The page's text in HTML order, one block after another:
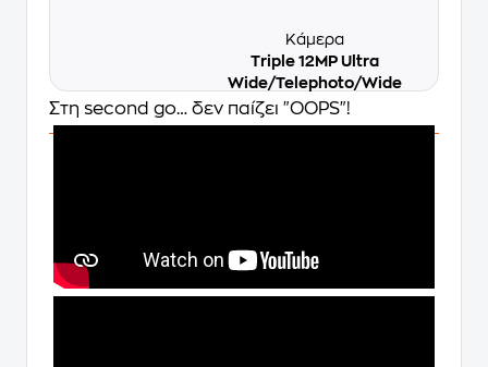
Κάμερα
Triple 12MP Ultra
Wide/Telephoto/Wide
Στη second go… δεν παίζει "OOPS"!